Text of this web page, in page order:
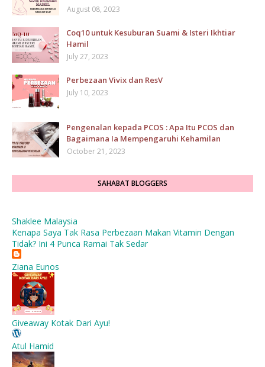
August 08, 2023
Coq10 untuk Kesuburan Suami & Isteri Ikhtiar
Hamil
July 27, 2023
Perbezaan Vivix dan ResV
July 10, 2023
Pengenalan kepada PCOS : Apa Itu PCOS dan
Bagaimana Ia Mempengaruhi Kehamilan
October 21, 2023
SAHABAT BLOGGERS
Shaklee Malaysia
Kenapa Saya Tak Rasa Perbezaan Makan Vitamin Dengan
Tidak? Ini 4 Punca Ramai Tak Sedar
Ziana Eunos
Giveaway Kotak Dari Ayu!
Atul Hamid